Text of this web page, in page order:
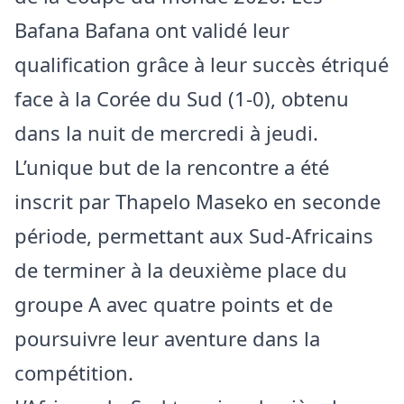
Bafana Bafana ont validé leur
qualification grâce à leur succès étriqué
face à la Corée du Sud (1-0), obtenu
dans la nuit de mercredi à jeudi.
L’unique but de la rencontre a été
inscrit par Thapelo Maseko en seconde
période, permettant aux Sud-Africains
de terminer à la deuxième place du
groupe A avec quatre points et de
poursuivre leur aventure dans la
compétition.